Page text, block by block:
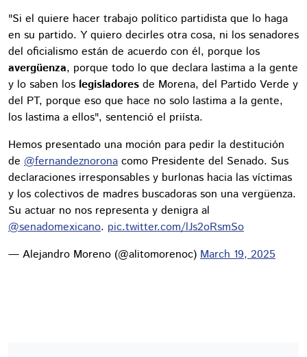
"Si el quiere hacer trabajo político partidista que lo haga
en su partido. Y quiero decirles otra cosa, ni los senadores
del oficialismo están de acuerdo con él, porque los
avergüenza, porque todo lo que declara lastima a la gente
y lo saben los legisladores de Morena, del Partido Verde y
del PT, porque eso que hace no solo lastima a la gente,
los lastima a ellos", sentenció el priísta.
Hemos presentado una moción para pedir la destitución
de @fernandeznorona como Presidente del Senado. Sus
declaraciones irresponsables y burlonas hacia las víctimas
y los colectivos de madres buscadoras son una vergüenza.
Su actuar no nos representa y denigra al
@senadomexicano. pic.twitter.com/lJs2oRsmSo
— Alejandro Moreno (@alitomorenoc) March 19, 2025